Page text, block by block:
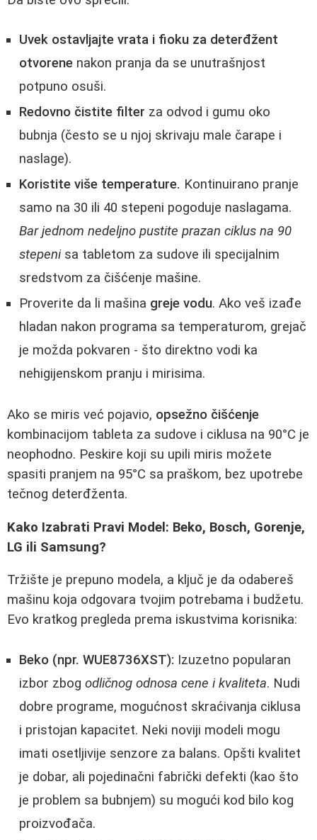
Uvek ostavljajte vrata i fioku za deterđžent
otvorene nakon pranja da se unutrašnjost
potpuno osuši.
Redovno čistite filter za odvod i gumu oko
bubnja (često se u njoj skrivaju male čarape i
naslage).
Koristite više temperature. Kontinuirano pranje
samo na 30 ili 40 stepeni pogoduje naslagama.
Bar jednom nedeljno pustite prazan ciklus na 90
stepenisa tabletom za sudove ili specijalnim
sredstvom za čišćenje mašine.
Proverite da li mašina greje vodu. Ako veš izađe
hladan nakon programa sa temperaturom, grejač
je možda pokvaren - što direktno vodi ka
nehigijenskom pranju i mirisima.
Ako se miris već pojavio, opsežno čišćenje
kombinacijom tableta za sudove i ciklusa na 90°C je
neophodno. Peskire koji su upili miris možete
spasiti pranjem na 95°C sa praškom, bez upotrebe
tečnog deterđženta.
Kako Izabrati Pravi Model: Beko, Bosch, Gorenje,
LG ili Samsung?
Tržište je prepuno modela, a ključ je da odabereš
mašinu koja odgovara tvojim potrebama i budžetu.
Evo kratkog pregleda prema iskustvima korisnika:
Beko (npr. WUE8736XST): Izuzetno popularan
izbor zbog odličnog odnosa cene i kvaliteta. Nudi
dobre programe, mogućnost skraćivanja ciklusa
i pristojan kapacitet. Neki noviji modeli mogu
imati osetljivije senzore za balans. Opšti kvalitet
je dobar, ali pojedinačni fabrički defekti (kao što
je problem sa bubnjem) su mogući kod bilo kog
proizvođača.